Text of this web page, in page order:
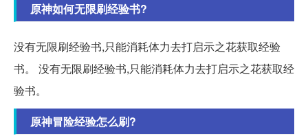
原神如何无限刷经验书?
没有无限刷经验书,只能消耗体力去打启示之花获取经验
书。 没有无限刷经验书,只能消耗体力去打启示之花获取经
验书。
原神冒险经验怎么刷?